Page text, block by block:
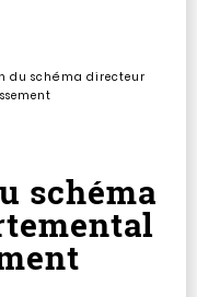
du schéma directeur
schéma